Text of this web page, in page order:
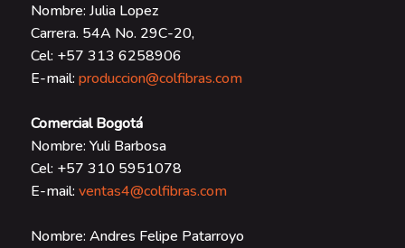
Nombre: Julia Lopez
Carrera. 54A No. 29C-20,
Cel: +57 313 6258906
E-mail: produccion@colfibras.com
Comercial Bogotá
Nombre: Yuli Barbosa
Cel: +57 310 5951078
E-mail: ventas4@colfibras.com
Nombre: Andres Felipe Patarroyo